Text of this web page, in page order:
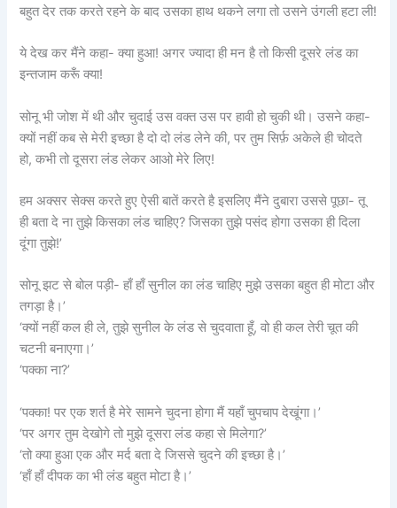
बहुत देर तक करते रहने के बाद उसका हाथ थकने लगा तो उसने उंगली हटा ली!
ये देख कर मैंने कहा- क्या हुआ! अगर ज्यादा ही मन है तो किसी दूसरे लंड का
इन्तजाम करूँ क्या!
सोनू भी जोश में थी और चुदाई उस वक्त उस पर हावी हो चुकी थी। उसने कहा-
क्यों नहीं कब से मेरी इच्छा है दो दो लंड लेने की, पर तुम सिर्फ़ अकेले ही चोदते
हो, कभी तो दूसरा लंड लेकर आओ मेरे लिए!
हम अक्सर सेक्स करते हुए ऐसी बातें करते है इसलिए मैंने दुबारा उससे पूछा- तू
ही बता दे ना तुझे किसका लंड चाहिए? जिसका तुझे पसंद होगा उसका ही दिला
दूंगा तुझे!’
सोनू झट से बोल पड़ी- हाँ हाँ सुनील का लंड चाहिए मुझे उसका बहुत ही मोटा और
तगड़ा है।’
‘क्यों नहीं कल ही ले, तुझे सुनील के लंड से चुदवाता हूँ, वो ही कल तेरी चूत की
चटनी बनाएगा।’
‘पक्का ना?’
‘पक्का! पर एक शर्त है मेरे सामने चुदना होगा मैं यहाँ चुपचाप देखूंगा।’
‘पर अगर तुम देखोगे तो मुझे दूसरा लंड कहा से मिलेगा?’
‘तो क्या हुआ एक और मर्द बता दे जिससे चुदने की इच्छा है।’
‘हाँ हाँ दीपक का भी लंड बहुत मोटा है।’